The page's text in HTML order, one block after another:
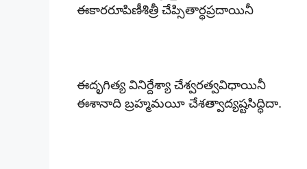
ఈకారరూపిణీశిత్రీ చేప్సితార్థప్రదాయినీ
ఈదృగిత్య వినిర్దేశ్యా చేశ్వరత్వవిధాయినీ
ఈశానాది బ్రహ్మమయీ చేశత్వాద్యష్టసిద్ధిదా.